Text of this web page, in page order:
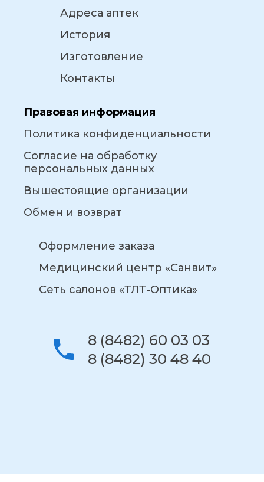
Адреса аптек
История
Изготовление
Контакты
Правовая информация
Политика конфиденциальности
Согласие на обработку
персональных данных
Вышестоящие организации
Обмен и возврат
Оформление заказа
Медицинский центр «Санвит»
Сеть салонов «ТЛТ-Оптика»
8 (8482) 60 03 03
8 (8482) 30 48 40